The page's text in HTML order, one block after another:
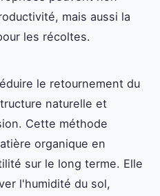
mais aussi la
les récoltes.
le retournement du
naturelle et
Cette méthode
organique en
sur le long terme. Elle
l'humidité du sol,